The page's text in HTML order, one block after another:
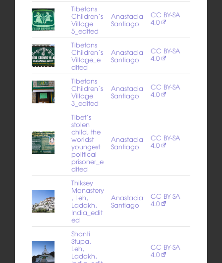
Tibetans
Children´s
Village
5_edited
Anastacia
Santiago
CC BY-SA
4.0
Tibetans
Children´s
Village_e
dited
Anastacia
Santiago
CC BY-SA
4.0
Tibetans
Children´s
Village
3_edited
Anastacia
Santiago
CC BY-SA
4.0
Tibet´s
stolen
child, the
worldst
youngest
political
prisoner_e
dited
Anastacia
Santiago
CC BY-SA
4.0
Thiksey
Monastery
, Leh,
Ladakh,
India_edit
ed
Anastacia
Santiago
CC BY-SA
4.0
Shanti
Stupa,
Leh,
Ladakh,
CC BY-SA
4.0